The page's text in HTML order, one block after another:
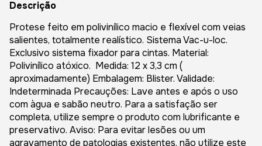
Descrição
Protese feito em polivinílico macio e flexível com veias
salientes, totalmente realístico. Sistema Vac-u-loc.
Exclusivo sistema fixador para cintas. Material:
Polivinílico atóxico. Medida: 12 x 3,3 cm (
aproximadamente) Embalagem: Blister. Validade:
Indeterminada Precauções: Lave antes e após o uso
com àgua e sabão neutro. Para a satisfação ser
completa, utilize sempre o produto com lubrificante e
preservativo. Aviso: Para evitar lesões ou um
agravamento de patologias existentes, não utilize este